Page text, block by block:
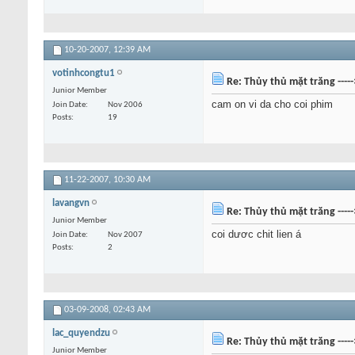
10-20-2007, 12:39 AM
votinhcongtu1
Junior Member
Join Date
Nov 2006
Posts
19
Re: Thủy thủ mặt trăng
cam on vi da cho coi phim
11-22-2007, 10:30 AM
lavangvn
Junior Member
Join Date
Nov 2007
Posts
2
Re: Thủy thủ mặt trăng
coi dươc chit lien á
03-09-2008, 02:43 AM
lac_quyendzu
Junior Member
Re: Thủy thủ mặt trăng